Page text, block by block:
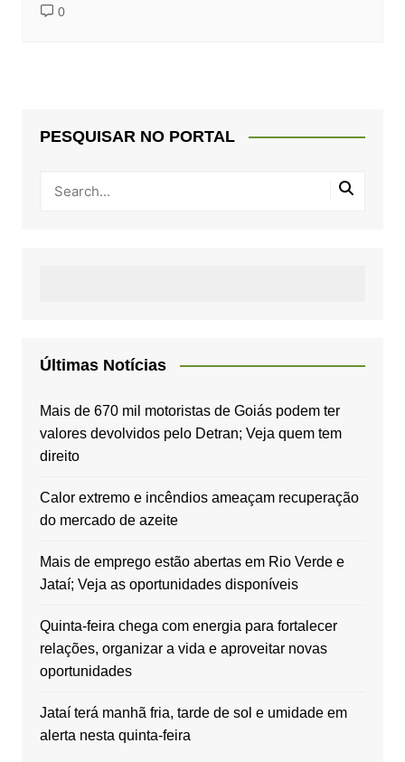
0
PESQUISAR NO PORTAL
Últimas Notícias
Mais de 670 mil motoristas de Goiás podem ter
valores devolvidos pelo Detran; Veja quem tem
direito
Calor extremo e incêndios ameaçam recuperação
do mercado de azeite
Mais de emprego estão abertas em Rio Verde e
Jataí; Veja as oportunidades disponíveis
Quinta-feira chega com energia para fortalecer
relações, organizar a vida e aproveitar novas
oportunidades
Jataí terá manhã fria, tarde de sol e umidade em
alerta nesta quinta-feira